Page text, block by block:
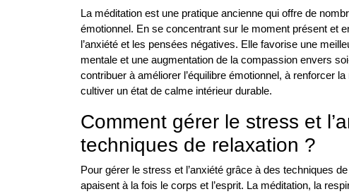
La méditation est une pratique ancienne qui offre de
émotionnel. En se concentrant sur le moment présent et
l’anxiété et les pensées négatives. Elle favorise une
mentale et une augmentation de la compassion envers
contribuer à améliorer l’équilibre émotionnel, à renforcer
cultiver un état de calme intérieur durable.
Comment gérer le stress et
techniques de relaxation ?
Pour gérer le stress et l’anxiété grâce à des techniques
apaisent à la fois le corps et l’esprit. La méditation, la